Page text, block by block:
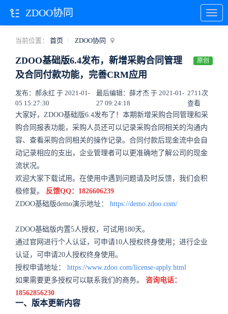
当前位置： 首页 ZDOO协同
ZDOO基础版6.4发布，新增采购合同管理
及合同付款功能，完善CRM应用
原创
发布：郝永红 于 2021-01-
05 15:27:30
最后编辑：薛才杰 于 2021-01-
27 09:24:18
2711次
查看
大家好，ZDOO基础版6.4发布了！本期新增采购合同管理和采
购合同报表功能，采购人员还可以记录采购合同相关的沟通内
容、查看采购合同相关的操作记录。合同付款后现金流中会自
动记录相应的支出，企业管理者可以更准确地了解公司的现金
流状况。
欢迎大家下载试用。在使用中遇到问题请及时反馈，我们会积
极修复。 反馈QQ：1826606239
ZDOO基础版demo演示地址： https://demo.zdoo.com/
ZDOO基础版内置5人授权，可试用180天。
通过官网进行个人认证，可申请10人授权终身使用；进行企业
认证，可申请20人授权终身使用。
授权申请地址： https://www.zdoo.com/license-apply.html
如果需要更多授权可以联系我们的商务。 咨询电话：
18562856230
一、版本更新内容
ZDOO协同